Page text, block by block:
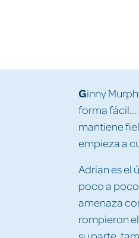
Ginny
forma fácil...
mantiene
empieza a
Adrian es el
poco a
amenaza
rompieron
su parte,